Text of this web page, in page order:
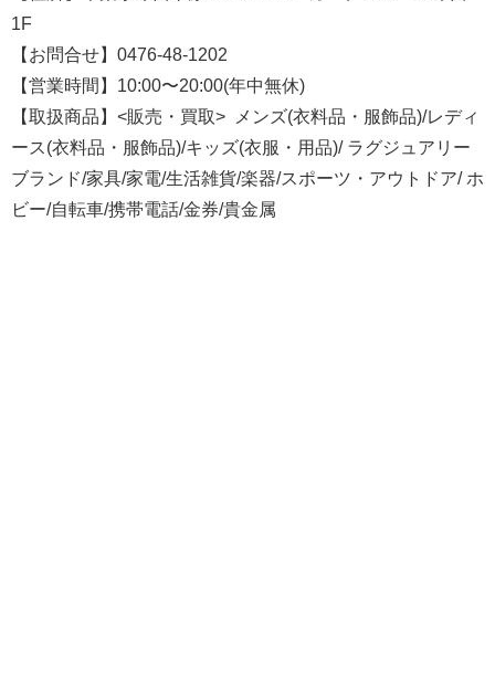
1F
【お問合せ】0476-48-1202
【営業時間】10:00〜20:00(年中無休)
【取扱商品】<販売・買取> メンズ(衣料品・服飾品)/レディ
ース(衣料品・服飾品)/キッズ(衣服・用品)/ ラグジュアリー
ブランド/家具/家電/生活雑貨/楽器/スポーツ・アウトドア/ ホ
ビー/自転車/携帯電話/金券/貴金属